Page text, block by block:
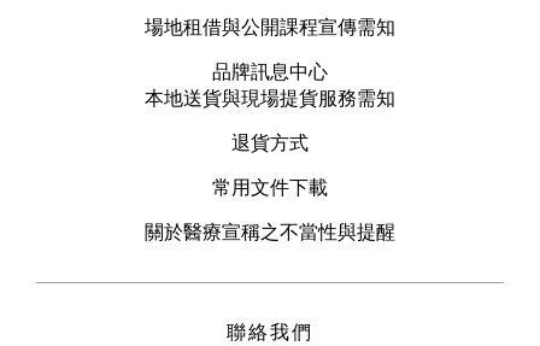
場地租借與公開課程宣傳需知
品牌訊息中心
本地送貨與現場提貨服務需知
退貨方式
常用文件下載
關於醫療宣稱之不當性與提醒
聯絡我們